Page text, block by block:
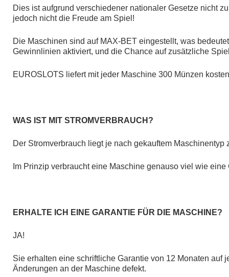
Dies ist aufgrund verschiedener nationaler Gesetze nicht
jedoch nicht die Freude am Spiel!
Die Maschinen sind auf MAX-BET eingestellt, was
Gewinnlinien aktiviert, und die Chance auf zusätzliche
EUROSLOTS liefert mit jeder Maschine 300 Münzen
WAS IST MIT STROMVERBRAUCH?
Der Stromverbrauch liegt je nach gekauftem Maschinentyp
Im Prinzip verbraucht eine Maschine genauso viel wie
ERHALTE ICH EINE GARANTIE FÜR DIE MASCHINE?
JA!
Sie erhalten eine schriftliche Garantie von 12 Monaten
Änderungen an der Maschine defekt.